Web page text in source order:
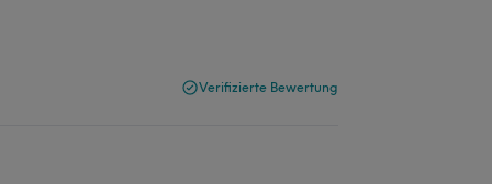
Verifizierte Bewertung